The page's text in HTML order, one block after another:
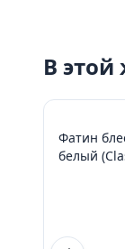
В
Фатин
белый